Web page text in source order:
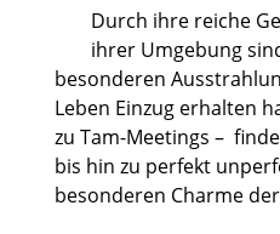
Durch ihre reiche
ihrer Umgebung
besonderen
Leben Einzug erhalten
zu Tam-Meetings –
bis hin zu perfekt
besonderen Charme